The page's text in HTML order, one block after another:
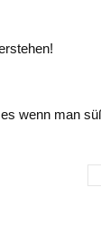
wenn man